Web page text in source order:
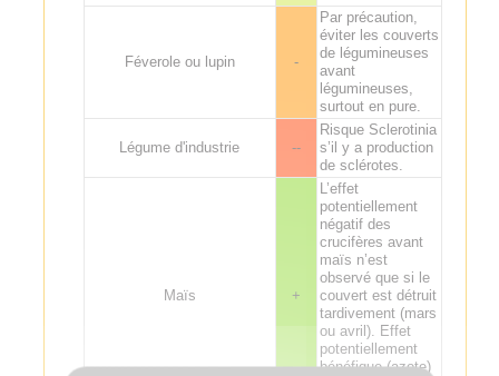
Féverole ou lupin -
Par précaution,
éviter les couverts
de légumineuses
avant
légumineuses,
surtout en pure.
Légume d'industrie --
Risque Sclerotinia
s’il y a production
de sclérotes.
Maïs +
L’effet
potentiellement
négatif des
crucifères avant
maïs n’est
observé que si le
couvert est détruit
tardivement (mars
ou avril). Effet
potentiellement
bénéfique (azote)